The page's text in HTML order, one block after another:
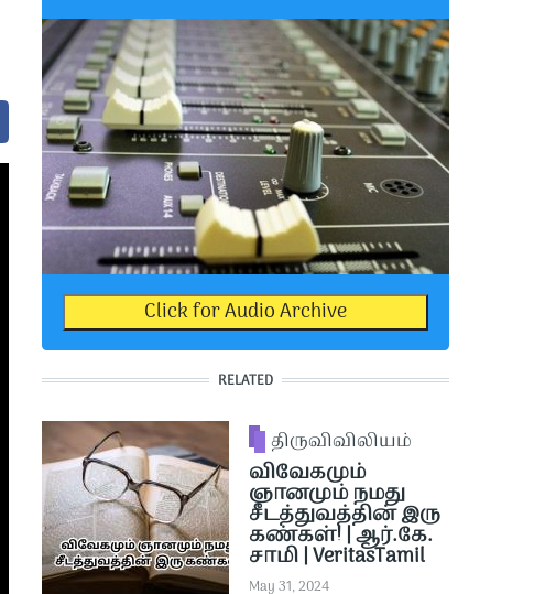
Click for Audio Archive
RELATED
திருவிவிலியம்
விவேகமும்
ஞானமும் நமது
சீடத்துவத்தின் இரு
கண்கள்! | ஆர்.கே.
சாமி | VeritasTamil
May 31, 2024